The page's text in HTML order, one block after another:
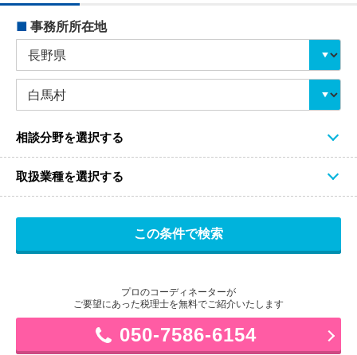
■ 事務所所在地
相談分野を選択する
取扱業種を選択する
プロのコーディネーターが
ご要望にあった税理士を無料でご紹介いたします
050-7586-6154